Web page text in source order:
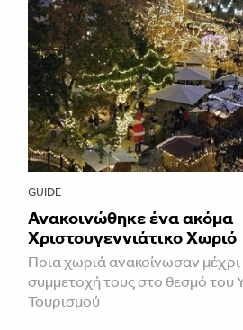
GUIDE
Ανακοινώθηκε ένα ακόμα
Χριστουγεννιάτικο Χωριό
Ποια χωριά ανακοίνωσαν
συμμετοχή τους στο θεσμό του
Τουρισμού